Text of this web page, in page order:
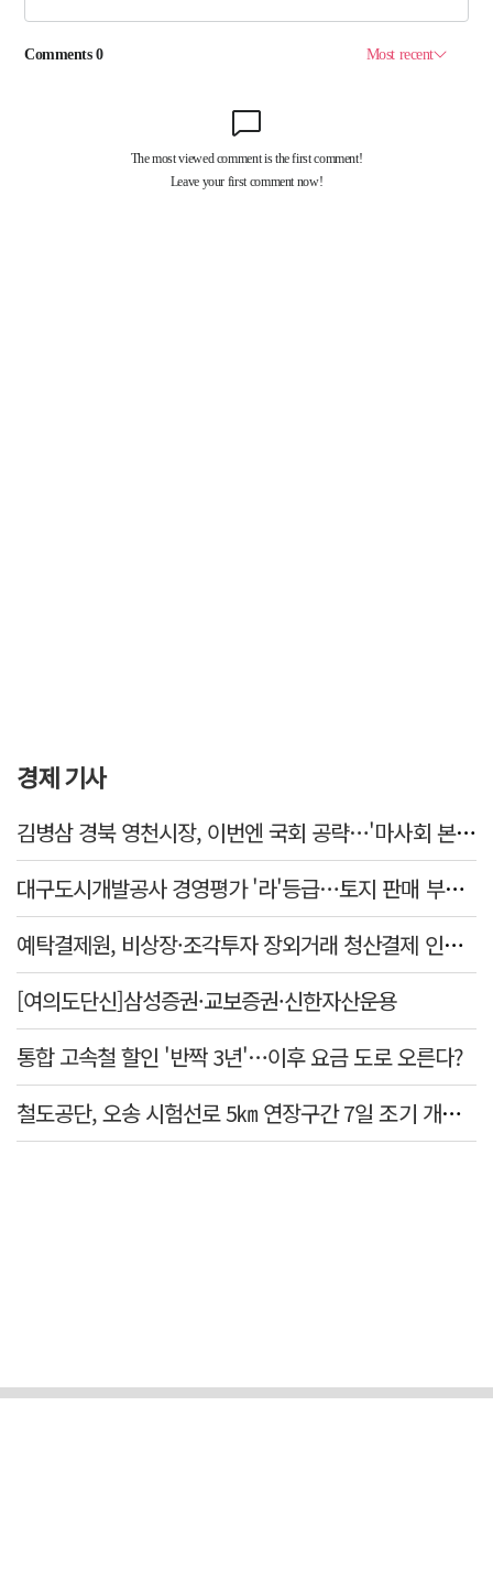
경제 기사
김병삼 경북 영천시장, 이번엔 국회 공략…'마사회 본사 이전·광역교통망 확충' 요청
대구도시개발공사 경영평가 '라'등급…토지 판매 부진에 1년 만에 두 단계 '뚝'
예탁결제원, 비상장·조각투자 장외거래 청산결제 인프라 구축 착수…연내 가동
[여의도단신]삼성증권·교보증권·신한자산운용
통합 고속철 할인 '반짝 3년'…이후 요금 도로 오른다?
철도공단, 오송 시험선로 5㎞ 연장구간 7일 조기 개통…LA 메트로 사업 지원